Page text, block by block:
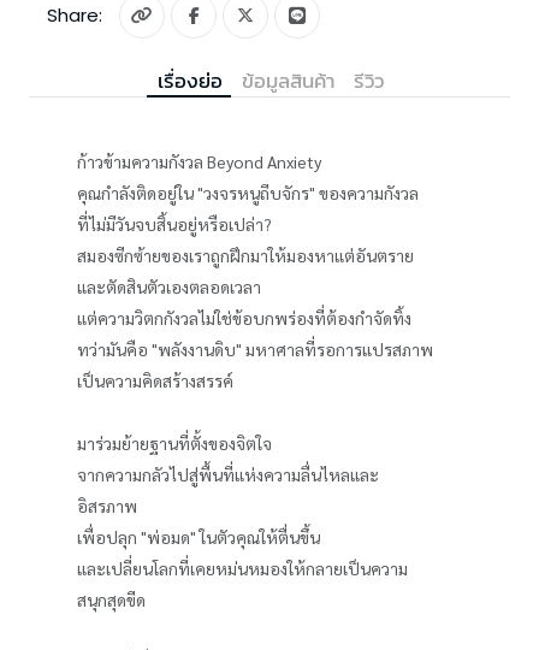
Share:
เรื่องย่อ ข้อมูลสินค้า รีวิว
ก้าวข้ามความกังวล Beyond Anxiety
คุณกำลังติดอยู่ใน "วงจรหนูถีบจักร" ของความกังวล
ที่ไม่มีวันจบสิ้นอยู่หรือเปล่า?
สมองซีกซ้ายของเราถูกฝึกมาให้มองหาแต่อันตราย
และตัดสินตัวเองตลอดเวลา
แต่ความวิตกกังวลไม่ใช่ข้อบกพร่องที่ต้องกำจัดทิ้ง
ทว่ามันคือ "พลังงานดิบ" มหาศาลที่รอการแปรสภาพ
เป็นความคิดสร้างสรรค์
มาร่วมย้ายฐานที่ตั้งของจิตใจ
จากความกลัวไปสู่พื้นที่แห่งความลื่นไหลและ
อิสรภาพ
เพื่อปลุก "พ่อมด" ในตัวคุณให้ตื่นขึ้น
และเปลี่ยนโลกที่เคยหม่นหมองให้กลายเป็นความ
สนุกสุดขีด